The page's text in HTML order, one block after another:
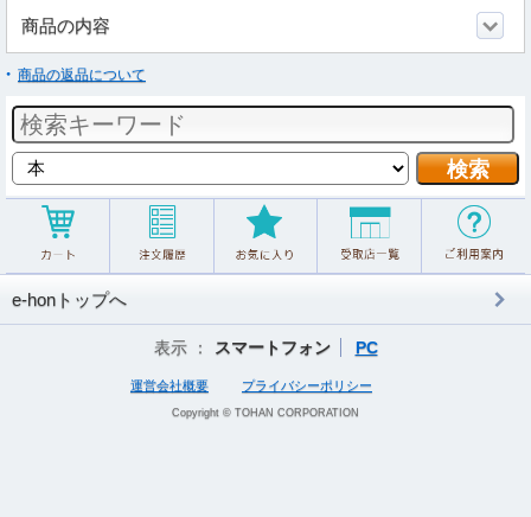
商品の内容
商品の返品について
e-honトップへ
表示 ： スマートフォン PC
運営会社概要 プライバシーポリシー
Copyright © TOHAN CORPORATION